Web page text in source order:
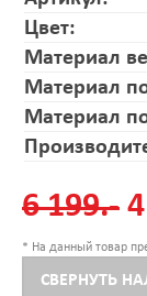
Цвет:
Материал
Материал
Материал
6 199.-
* На данный товар
СВЕРНУТЬ